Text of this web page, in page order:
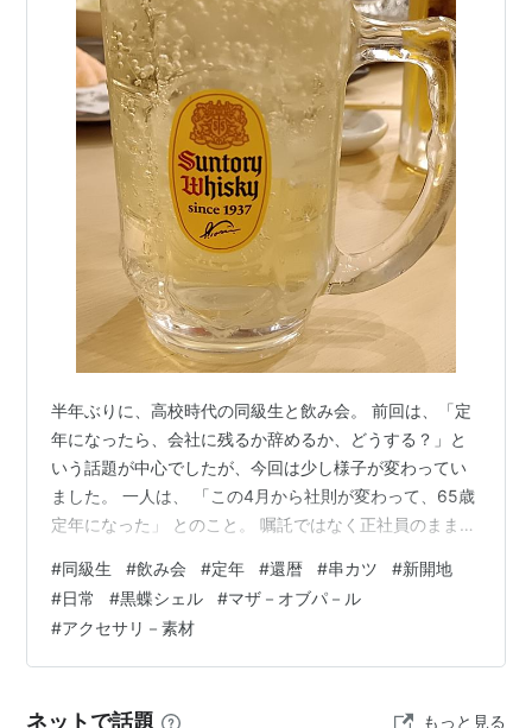
半年ぶりに、高校時代の同級生と飲み会。 前回は、「定
年になったら、会社に残るか辞めるか、どうする？」と
いう話題が中心でしたが、今回は少し様子が変わってい
ました。 一人は、 「この4月から社則が変わって、65歳
定年になった」 とのこと。 嘱託ではなく正社員のままな
のですが……。 「もう転勤はないと思ってたのに、高松
から9月に山口へ異動や」 最後は神戸勤務と思っていた
だけに、本人も複雑そうでした。 雇う側も、なかなかシ
ビアです。 もう一人は、 「ウチは、子どもがまだ小学生
分。 笑いましたが、よく考…
#同級生 #飲み会 #定年 #還暦 #串カツ #新開地
#日常 #黒蝶シェル #マザ－オブパ－ル
#アクセサリ－素材
ネットで話題 もっと見る